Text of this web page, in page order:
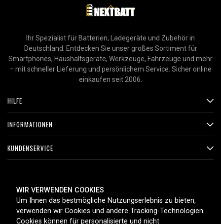
Ihr Spezialist für Batterien, Ladegeräte und Zubehör in
Deutschland. Entdecken Sie unser großes Sortiment für
Smartphones, Haushaltsgeräte, Werkzeuge, Fahrzeuge und mehr
– mit schneller Lieferung und persönlichem Service. Sicher online
einkaufen seit 2006.
HILFE
INFORMATIONEN
KUNDENSERVICE
ZAHLUNGSMETHODEN
WIR VERWENDEN COOKIES
Um Ihnen das bestmögliche Nutzungserlebnis zu bieten,
verwenden wir Cookies und andere Tracking-Technologien.
Cookies können für personalisierte und nicht